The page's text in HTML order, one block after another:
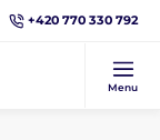
+420 770 330 792
Menu